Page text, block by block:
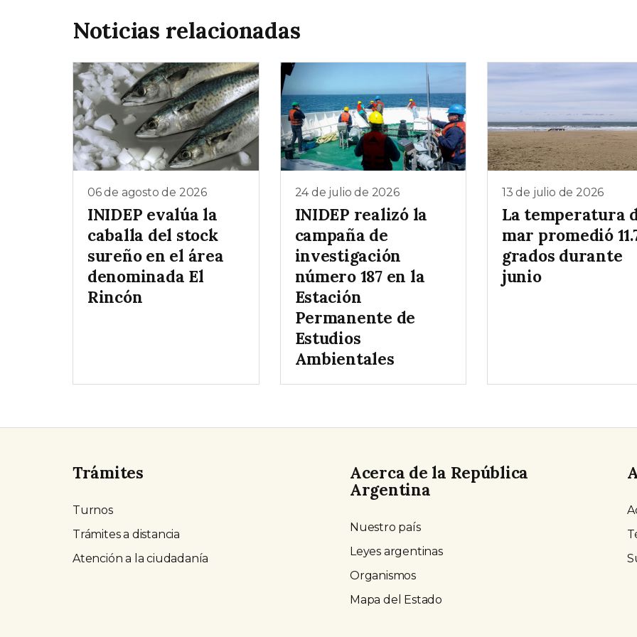
Noticias relacionadas
06 de agosto de 2026
INIDEP evalúa la
caballa del stock
sureño en el área
denominada El
Rincón
24 de julio de 2026
INIDEP realizó la
campaña de
investigación
número 187 en la
Estación
Permanente de
Estudios
Ambientales
13 de julio de 2026
La temperatura
mar promedió
grados durante
junio
Trámites
Turnos
Trámites a distancia
Atención a la ciudadanía
Acerca de la República
Argentina
Nuestro país
Leyes argentinas
Organismos
Mapa del Estado